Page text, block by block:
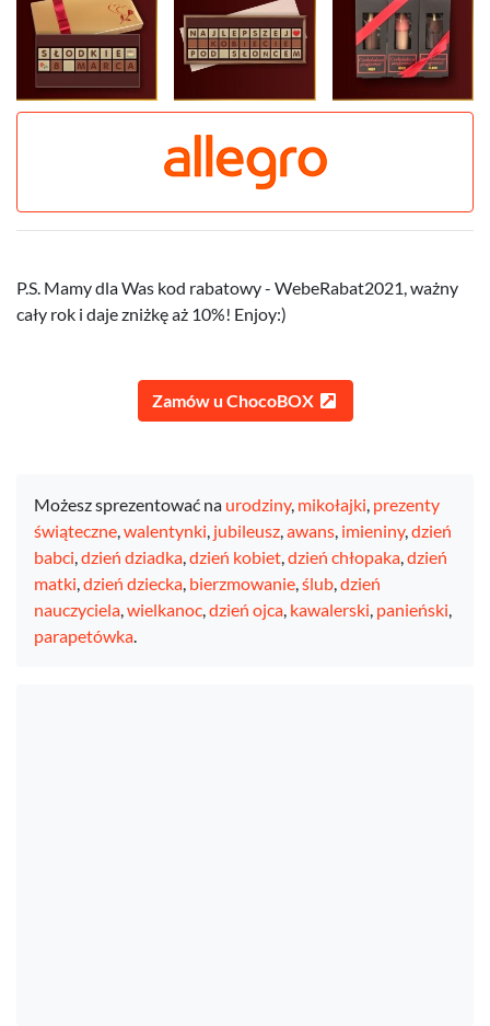
P.S. Mamy dla Was kod rabatowy - WebeRabat2021, ważny
cały rok i daje zniżkę aż 10%! Enjoy:)
Zamów u ChocoBOX
Możesz sprezentować na urodziny, mikołajki, prezenty
świąteczne,walentynki, jubileusz,awans, imieniny,dzień
babci,dzień dziadka,dzień kobiet,dzień chłopaka,dzień
matki,dzień dziecka, bierzmowanie,ślub,dzień
nauczyciela,wielkanoc,dzień ojca, kawalerski, panieński,
parapetówka.